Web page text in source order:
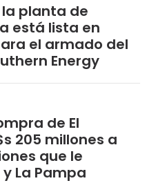
la planta de
está lista en
el armado del
Energy
de El
205 millones a
que le
La Pampa